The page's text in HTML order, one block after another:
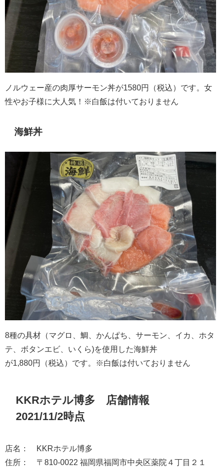
ノルウェー産の肉厚サーモン丼が1580円（税込）です。女
性やお子様に大人気！※白飯は付いておりません
海鮮丼
8種の具材（マグロ、鯛、かんぱち、サーモン、イカ、ホタ
テ、ボタンエビ、いくら)を使用した海鮮丼
が1,880円（税込）です。※白飯は付いておりません
KKRホテル博多 店舗情報
2021/11/2時点
店名： KKRホテル博多
住所： 〒810-0022 福岡県福岡市中央区薬院４丁目２１